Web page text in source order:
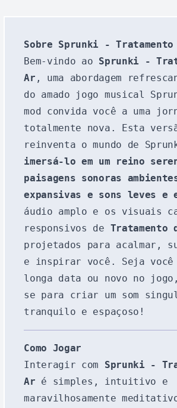
Sobre Sprunki -
Bem-vindo ao Sprunki -
Ar , uma abordagem
do amado jogo musical
mod convida você a uma
totalmente nova. Esta
reinventa o mundo de
imersá-lo em um reino
paisagens sonoras
expansivas e sons leves e
áudio amplo e os visuais
responsivos de Tratamento
projetados para acalmar,
e inspirar você. Seja você
longa data ou novo no
se para criar um som
tranquilo e espaçoso!
Como Jogar
Interagir com Sprunki -
Ar é simples, intuitivo e
maravilhosamente